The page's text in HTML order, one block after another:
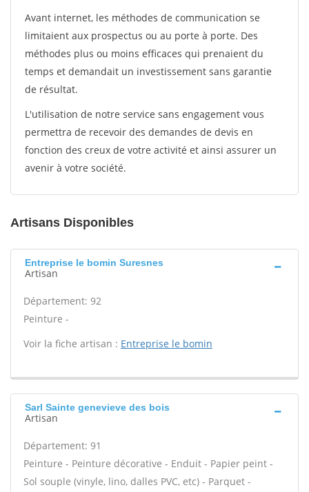
Avant internet, les méthodes de communication se
limitaient aux prospectus ou au porte à porte. Des
méthodes plus ou moins efficaces qui prenaient du
temps et demandait un investissement sans garantie
de résultat.
L'utilisation de notre service sans engagement vous
permettra de recevoir des demandes de devis en
fonction des creux de votre activité et ainsi assurer un
avenir à votre société.
Artisans Disponibles
Entreprise le bomin Suresnes
Artisan
Département: 92
Peinture -
Voir la fiche artisan : Entreprise le bomin
Sarl Sainte genevieve des bois
Artisan
Département: 91
Peinture - Peinture décorative - Enduit - Papier peint -
Sol souple (vinyle, lino, dalles PVC, etc) - Parquet -